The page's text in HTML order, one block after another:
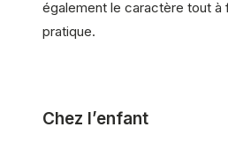
également le caractère tout à
pratique.
Chez l’enfant